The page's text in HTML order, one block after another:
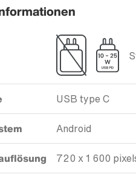
USB type C
Android
720 x 1 600